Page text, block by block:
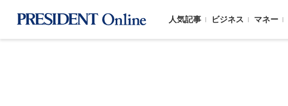
人気記事 ビジネス マネー